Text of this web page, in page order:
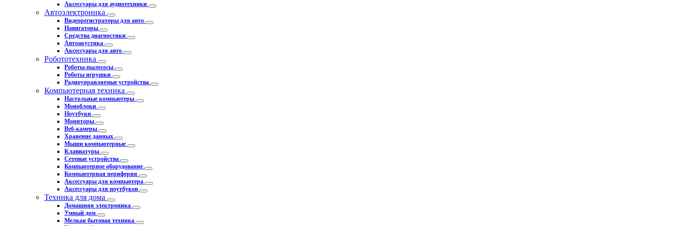
Аксессуары для аудиотехники
Автоэлектроника
Видеорегистраторы для авто
Навигаторы
Средства диагностики
Автоакустика
Аксессуары для авто
Робототехника
Роботы-пылесосы
Роботы игрушки
Радиоуправляемые устройства
Компьютерная техника
Настольные компьютеры
Моноблоки
Ноутбуки
Мониторы
Веб-камеры
Хранение данных
Мыши компьютерные
Клавиатуры
Сетевые устройства
Компьютерное оборудование
Компьютерная периферия
Аксессуары для компьютера
Аксессуары для ноутбуков
Техника для дома
Домашняя электроника
Умный дом
Мелкая бытовая техника